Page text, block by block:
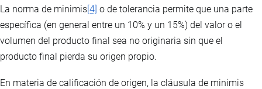
La norma de minimis[4] o de tolerancia permite que una parte
específica (en general entre un 10% y un 15%) del valor o el
volumen del producto final sea no originaria sin que el
producto final pierda su origen propio.
En materia de calificación de origen, la cláusula de minimis